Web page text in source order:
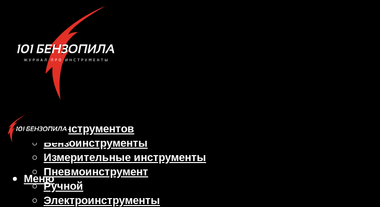
Виды инструментов
Бензоинструменты
Измерительные инструменты
Пневмоинструмент
Ручной
Электроинструменты
Меню